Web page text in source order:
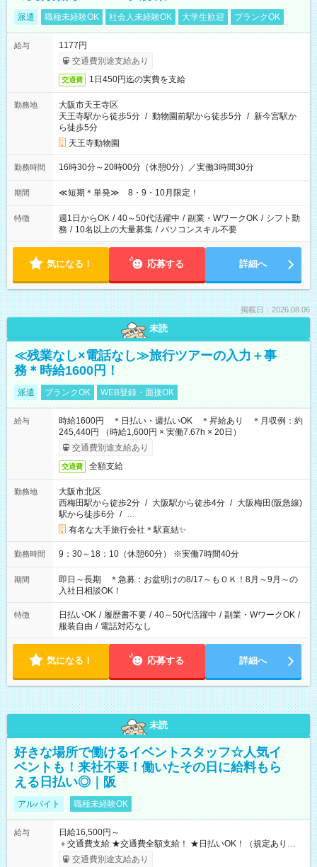
派遣 職種未経験OK 社会人未経験OK 大学生歓迎 ブランクOK
給与
1177円
交通費別途支給あり
交通費 1日450円迄の実費を支給
勤務地
大阪市天王寺区
天王寺駅から徒歩5分 / 動物園前駅から徒歩5分 / 新今宮駅か
ら徒歩5分
天王寺動物園
勤務時間 16時30分～20時00分（休憩0分）／実働3時間30分
期間 ≪短期＊単発≫ 8・9・10月限定！
特徴 週1日からOK / 40～50代活躍中 / 副業・WワークOK / シフト勤
務 / 10名以上の大量募集 / パソコンスキル不要
気になる！ 応募する 詳細へ
掲載日：2026.08.06
未読
≪残業なし×電話なし≫旅行ツアーの入力＋事
務＊時給1600円！
派遣 ブランクOK WEB登録・面接OK
給与
時給1600円 ＊日払い・週払いOK ＊昇給あり ＊月収例：約
245,440円 （時給1,600円 × 実働7.67h × 20日）
交通費別途支給あり
交通費 全額支給
勤務地
大阪市北区
西梅田駅から徒歩2分 / 大阪駅から徒歩4分 / 大阪梅田(阪急線)
駅から徒歩6分 / …
有名な大手旅行会社＊駅直結✨
勤務時間 9：30～18：10（休憩60分） ※実働7時間40分
期間
即日～長期 ＊急募：お盆明けの8/17～もＯＫ！8月～9月～の
入社日相談OK！
特徴 日払いOK / 履歴書不要 / 40～50代活躍中 / 副業・WワークOK /
服装自由 / 電話対応なし
気になる！ 応募する 詳細へ
未読
好きな場所で働けるイベントスタッフ☆人気イ
ベントも！来社不要！働いたその日に給料もら
える日払い◎｜阪
アルバイト 職種未経験OK
給与
日給16,500円～
＋交通費支給 ★交通費全額支給！ ★日払いOK！（規定あり） ┗
働いたその日に現金GET♪ お仕事後はコンビニATMから 日払
交通費別途支給あり